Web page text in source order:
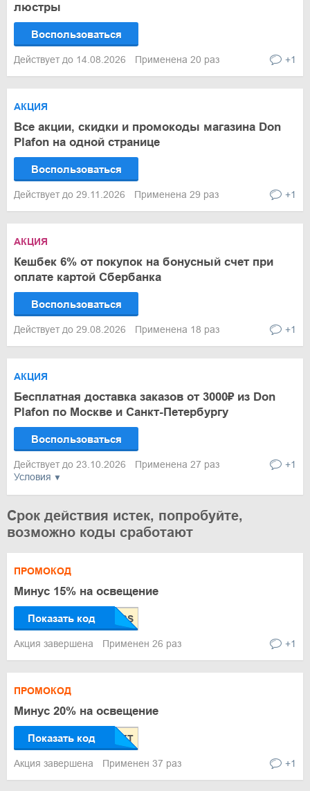
люстры
Воспользоваться
Действует до 14.08.2026 Применена 20 раз +1
АКЦИЯ
Все акции, скидки и промокоды магазина Don
Plafon на одной странице
Воспользоваться
Действует до 29.11.2026 Применена 29 раз +1
АКЦИЯ
Кешбек 6% от покупок на бонусный счет при
оплате картой Сбербанка
Воспользоваться
Действует до 29.08.2026 Применена 18 раз +1
Условия
АКЦИЯ
Бесплатная доставка заказов от 3000₽ из Don
Plafon по Москве и Санкт-Петербургу
Воспользоваться
Действует до 23.10.2026 Применена 27 раз +1
Срок действия истек, попробуйте,
возможно коды сработают
ПРОМОКОД
Минус 15% на освещение
Показать код
Акция завершена Применен 26 раз +1
ПРОМОКОД
Минус 20% на освещение
Показать код
Акция завершена Применен 37 раз +1